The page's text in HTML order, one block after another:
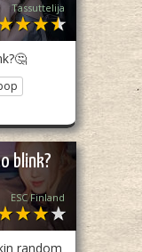
Tassuttelija
blink?
ESC Finland
random